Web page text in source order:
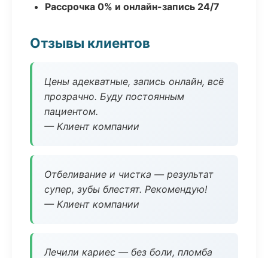
Рассрочка 0% и онлайн-запись 24/7
Отзывы клиентов
Цены адекватные, запись онлайн, всё
прозрачно. Буду постоянным
пациентом.
— Клиент компании
Отбеливание и чистка — результат
супер, зубы блестят. Рекомендую!
— Клиент компании
Лечили кариес — без боли, пломба